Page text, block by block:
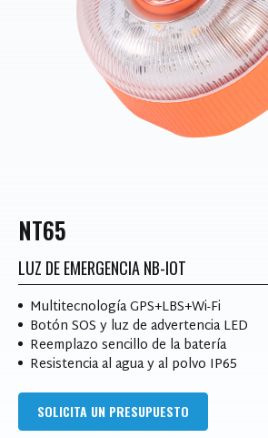
NT65
LUZ DE EMERGENCIA NB-IOT
Multitecnología GPS+LBS+Wi-Fi
Botón SOS y luz de advertencia LED
Reemplazo sencillo de la batería
Resistencia al agua y al polvo IP65
SOLICITA UN PRESUPUESTO